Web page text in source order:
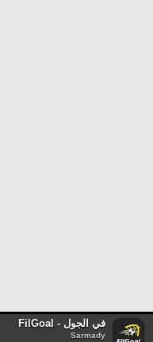
في الجول - FilGoal
Sarmady